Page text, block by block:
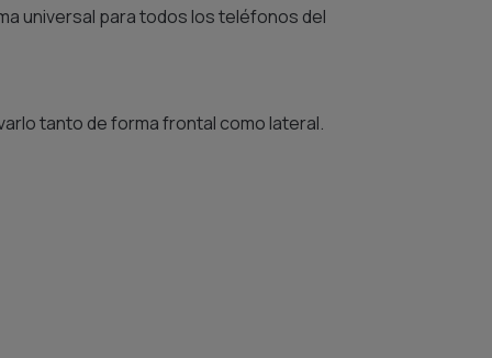
universal para todos los teléfonos del
tanto de forma frontal como lateral.